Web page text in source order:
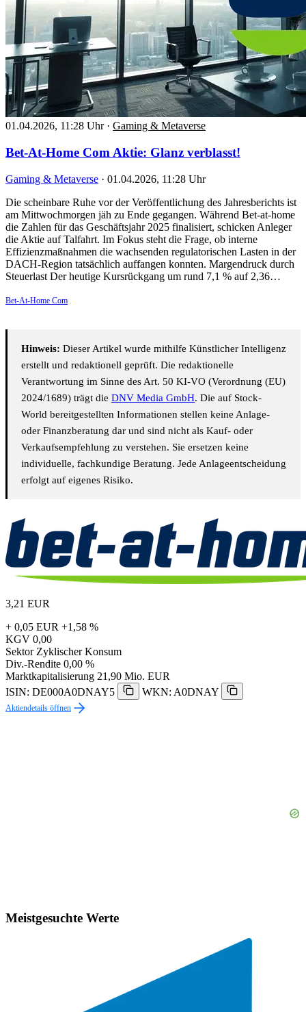
01.04.2026, 11:28 Uhr · Gaming & Metaverse
Bet-At-Home Com Aktie: Glanz verblasst!
Gaming & Metaverse · 01.04.2026, 11:28 Uhr
Die scheinbare Ruhe vor der Veröffentlichung des Jahresberichts ist
am Mittwochmorgen jäh zu Ende gegangen. Während Bet-at-home
die Zahlen für das Geschäftsjahr 2025 finalisiert, schicken Anleger
die Aktie auf Talfahrt. Im Fokus steht die Frage, ob interne
Effizienzmaßnahmen die wachsenden regulatorischen Lasten in der
DACH-Region tatsächlich auffangen konnten. Margendruck durch
Steuerlast Der heutige Kursrückgang um rund 7,1 % auf 2,36…
Bet-At-Home Com
Hinweis: Dieser Artikel wurde mithilfe Künstlicher Intelligenz
erstellt und redaktionell geprüft. Die redaktionelle
Verantwortung im Sinne des Art. 50 KI-VO (Verordnung (EU)
2024/1689) trägt die DNV Media GmbH. Die auf Stock-
World bereitgestellten Informationen stellen keine Anlage-
oder Finanzberatung dar und sind nicht als Kauf- oder
Verkaufsempfehlung zu verstehen. Sie ersetzen keine
individuelle, fachkundige Beratung. Jede Anlageentscheidung
erfolgt auf eigenes Risiko.
3,21 EUR
+ 0,05 EUR +1,58 %
KGV 0,00
Sektor Zyklischer Konsum
Div.-Rendite 0,00 %
Marktkapitalisierung 21,90 Mio. EUR
ISIN: DE000A0DNAY5
WKN: A0DNAY
Aktiendetails öffnen
Meistgesuchte Werte